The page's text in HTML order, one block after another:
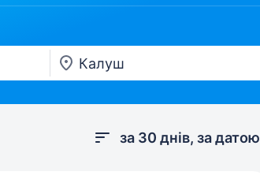
за 30 днів, за датою